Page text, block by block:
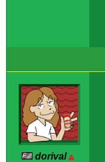
dorival